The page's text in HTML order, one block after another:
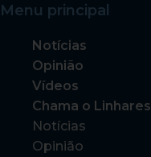
Menu principal
Notícias
Opinião
Vídeos
Chama o Linhares
Notícias
Opinião